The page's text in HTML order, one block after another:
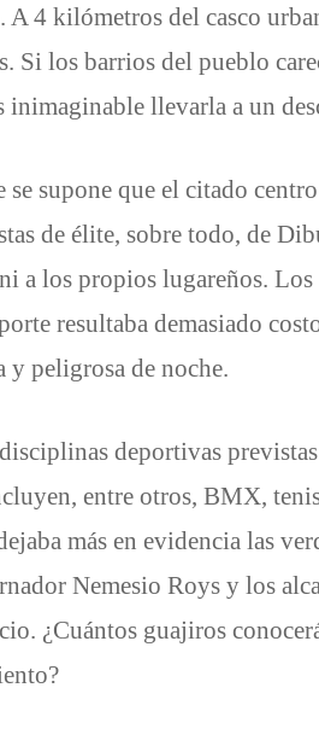
A 4 kilómetros del casco
Si los barrios del pueblo
inimaginable llevarla a un
se supone que el citado
de élite, sobre todo, de
a los propios lugareños.
resultaba demasiado
y peligrosa de noche.
deportivas
entre otros, BMX,
más en evidencia las
Nemesio Roys y los
¿Cuántos guajiros